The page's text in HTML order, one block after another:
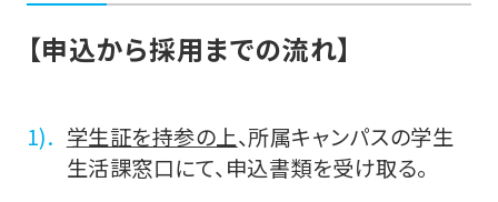
【申込から採用までの流れ】
学生証を持参の上、所属キャンパスの学生
生活課窓口にて、申込書類を受け取る。